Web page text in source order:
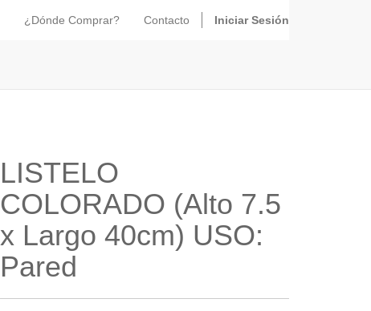
¿Dónde Comprar? Contacto Iniciar Sesión
LISTELO
COLORADO (Alto 7.5
x Largo 40cm) USO:
Pared